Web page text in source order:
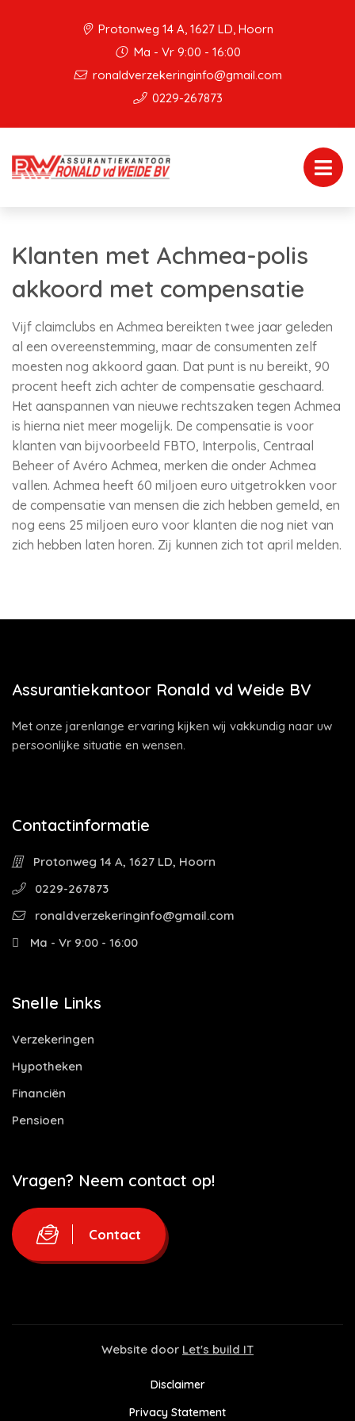
Protonweg 14 A, 1627 LD, Hoorn
Ma - Vr 9:00 - 16:00
ronaldverzekeringinfo@gmail.com
0229-267873
Klanten met Achmea-polis
akkoord met compensatie
Vijf claimclubs en Achmea bereikten twee jaar geleden
al een overeenstemming, maar de consumenten zelf
moesten nog akkoord gaan. Dat punt is nu bereikt, 90
procent heeft zich achter de compensatie geschaard.
Het aanspannen van nieuwe rechtszaken tegen Achmea
is hierna niet meer mogelijk. De compensatie is voor
klanten van bijvoorbeeld FBTO, Interpolis, Centraal
Beheer of Avéro Achmea, merken die onder Achmea
vallen. Achmea heeft 60 miljoen euro uitgetrokken voor
de compensatie van mensen die zich hebben gemeld, en
nog eens 25 miljoen euro voor klanten die nog niet van
zich hebben laten horen. Zij kunnen zich tot april melden.
Assurantiekantoor Ronald vd Weide BV
Met onze jarenlange ervaring kijken wij vakkundig naar uw
persoonlijke situatie en wensen.
Contactinformatie
Protonweg 14 A, 1627 LD, Hoorn
0229-267873
ronaldverzekeringinfo@gmail.com
Ma - Vr 9:00 - 16:00
Snelle Links
Verzekeringen
Hypotheken
Financiën
Pensioen
Vragen? Neem contact op!
Contact
Website door Let's build IT
Disclaimer
Privacy Statement